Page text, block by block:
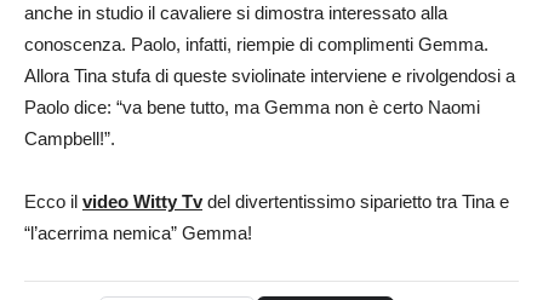
anche in studio il cavaliere si dimostra interessato alla
conoscenza. Paolo, infatti, riempie di complimenti Gemma.
Allora Tina stufa di queste sviolinate interviene e rivolgendosi a
Paolo dice: “va bene tutto, ma Gemma non è certo Naomi
Campbell!”.
Ecco il video Witty Tvdel divertentissimo siparietto tra Tina e
“l’acerrima nemica” Gemma!